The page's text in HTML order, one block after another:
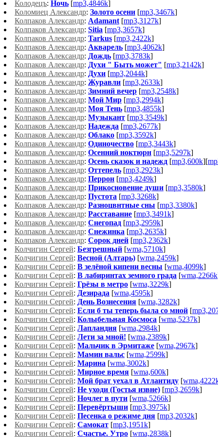
Колодецъ: Ночь [mp3,4846k]
Коломиец Александр: Золото осени [mp3,3467k]
Колпаков Александр: Adamant[mp3,3127k]
Колпаков Александр: Sitia [mp3,3657k]
Колпаков Александр: Tarkus [mp3,2422k]
Колпаков Александр: Акварель [mp3,4062k]
Колпаков Александр: Дождь [mp3,3783k]
Колпаков Александр: Духи " Быть может" [mp3,2142k]
Колпаков Александр: Духи [mp3,2044k]
Колпаков Александр: Журавли [mp3,2633k]
Колпаков Александр: Зимний вечер [mp3,2548k]
Колпаков Александр: Мой Мир [mp3,2994k]
Колпаков Александр: Моя Тень [mp3,4855k]
Колпаков Александр: Музыкант [mp3,3549k]
Колпаков Александр: Надежда [mp3,2677k]
Колпаков Александр: Облако [mp3,3592k]
Колпаков Александр: Одиночество [mp3,3443k]
Колпаков Александр: Осенний ноктюрн [mp3,5297k]
Колпаков Александр: Осень сказок и надежд [mp3,600k][
Колпаков Александр: Оттепель [mp3,2923k]
Колпаков Александр: Перрон [mp3,4249k]
Колпаков Александр: Прикосновение души [mp3,3580k]
Колпаков Александр: Пустота [mp3,3268k]
Колпаков Александр: Разноцвнтные сны [mp3,3380k]
Колпаков Александр: Расcтавание [mp3,3491k]
Колпаков Александр: Снегопад [mp3,2959k]
Колпаков Александр: Снежинка [mp3,2635k]
Колпаков Александр: Сорок дней [mp3,2362k]
Колчигин Сергей: Безгрешный [wma,5710k]
Колчигин Сергей: Весной (Алтарь) [wma,2459k]
Колчигин Сергей: В зелёной кипени весны [wma,4099k]
Колчигин Сергей: В лабиринтах земного града [wma,2266k
Колчигин Сергей: Грёзы в метро [wma,3229k]
Колчигин Сергей: Дезирада [wma,4595k]
Колчигин Сергей: День Вознесения [wma,3282k]
Колчигин Сергей: Если б ты теперь была со мной [
Колчигин Сергей: Колыбельная Космоса [wma,5237k]
Колчигин Сергей: Лапландия [wma,2984k]
Колчигин Сергей: Лети за мной! [wma,2389k]
Колчигин Сергей: Мальчик в Эрмитаже [wma,2967k]
Колчигин Сергей: Мамин вальс [wma,2599k]
Колчигин Сергей: Марина [wma,3002k]
Колчигин Сергей: Мирное время [wma,600k]
Колчигин Сергей: Мой брат уехал в Атлантиду [
Колчигин Сергей: Не уходи (Гостья извне) [mp3,2659k]
Колчигин Сергей: Ночлег в пути [wma,5266k]
Колчигин Сергей: Перевёртыши [mp3,3975k]
Колчигин Сергей: Песенка о режиме дня [mp3,2032k]
Колчигин Сергей: Самокат [mp3,1951k]
Колчигин Сергей: Счастье. Утро [wma,2838k]